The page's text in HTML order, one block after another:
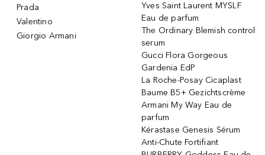
Prada
Valentino
Giorgio Armani
Yves Saint Laurent MYSLF
Eau de parfum
The Ordinary Blemish control
serum
Gucci Flora Gorgeous
Gardenia EdP
La Roche-Posay Cicaplast
Baume B5+ Gezichtscrème
Armani My Way Eau de
parfum
Kérastase Genesis Sérum
Anti-Chute Fortifiant